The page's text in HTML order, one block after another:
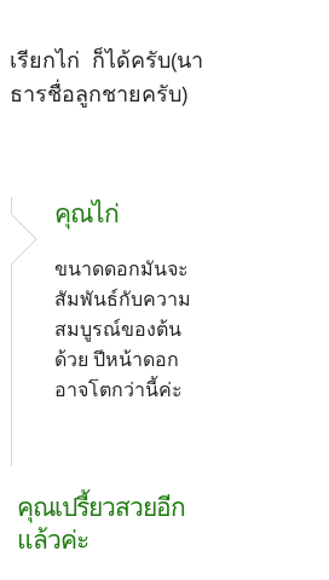
เรียกไก่ ก็ได้ครับ(นา
ธารชื่อลูกชายครับ)
คุณไก่
ขนาดดอกมันจะ
สัมพันธ์กับความ
สมบูรณ์ของต้น
ด้วย ปีหน้าดอก
อาจโตกว่านี้ค่ะ
คุณเปรี้ยวสวยอีก
แล้วค่ะ